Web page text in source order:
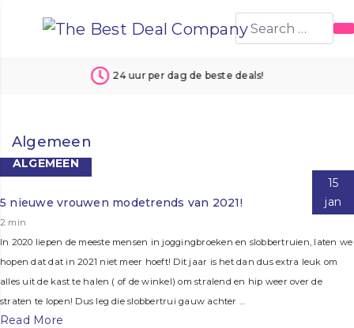
24 uur per dag de beste deals!
Algemeen
15
jan
ALGEMEEN
5 nieuwe vrouwen modetrends van 2021!
2 min
In 2020 liepen de meeste mensen in joggingbroeken en slobbertruien, laten we
hopen dat dat in 2021 niet meer hoeft! Dit jaar is het dan dus extra leuk om
alles uit de kast te halen ( of de winkel) om stralend en hip weer over de
straten te lopen! Dus leg die slobbertrui gauw achter …
Read More